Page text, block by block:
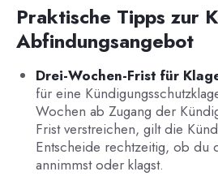
Praktische Tipps zur
Abfindungsangebot
Drei-Wochen-Frist für
für eine
Wochen ab Zugang der
Frist verstreichen, gilt die
Entscheide rechtzeitig, ob du
annimmst oder klagst.